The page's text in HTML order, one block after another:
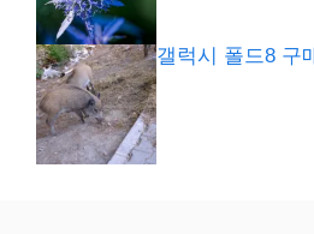
갤럭시 폴드8 구